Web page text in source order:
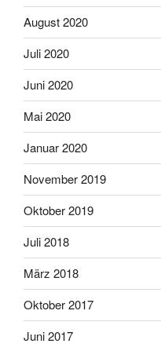
August 2020
Juli 2020
Juni 2020
Mai 2020
Januar 2020
November 2019
Oktober 2019
Juli 2018
März 2018
Oktober 2017
Juni 2017